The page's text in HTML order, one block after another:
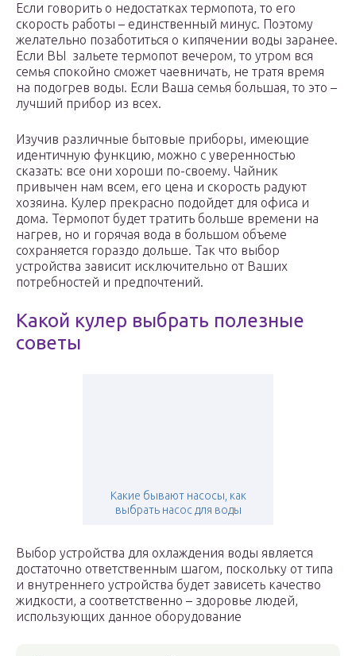
Если говорить о недостатках термопота, то его
скорость работы – единственный минус. Поэтому
желательно позаботиться о кипячении воды заранее.
Если ВЫ зальете термопот вечером, то утром вся
семья спокойно сможет чаевничать, не тратя время
на подогрев воды. Если Ваша семья большая, то это –
лучший прибор из всех.
Изучив различные бытовые приборы, имеющие
идентичную функцию, можно с уверенностью
сказать: все они хороши по-своему. Чайник
привычен нам всем, его цена и скорость радуют
хозяина. Кулер прекрасно подойдет для офиса и
дома. Термопот будет тратить больше времени на
нагрев, но и горячая вода в большом объеме
сохраняется гораздо дольше. Так что выбор
устройства зависит исключительно от Ваших
потребностей и предпочтений.
Какой кулер выбрать полезные
советы
Какие бывают насосы, как
выбрать насос для воды
Выбор устройства для охлаждения воды является
достаточно ответственным шагом, поскольку от типа
и внутреннего устройства будет зависеть качество
жидкости, а соответственно – здоровье людей,
использующих данное оборудование